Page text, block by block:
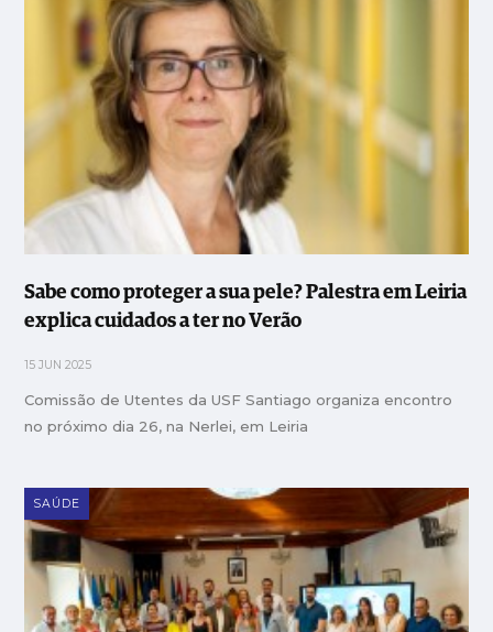
Sabe como proteger a sua pele? Palestra em Leiria
explica cuidados a ter no Verão
15 JUN 2025
Comissão de Utentes da USF Santiago organiza encontro
no próximo dia 26, na Nerlei, em Leiria
SAÚDE